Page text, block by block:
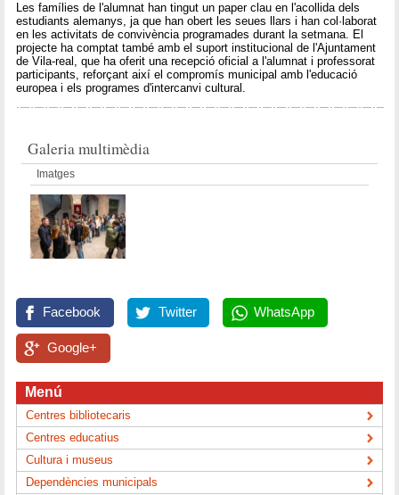
Les famílies de l'alumnat han tingut un paper clau en l'acollida dels
estudiants alemanys, ja que han obert les seues llars i han col·laborat
en les activitats de convivència programades durant la setmana. El
projecte ha comptat també amb el suport institucional de l'Ajuntament
de Vila-real, que ha oferit una recepció oficial a l'alumnat i professorat
participants, reforçant així el compromís municipal amb l'educació
europea i els programes d'intercanvi cultural.
Galeria multimèdia
Imatges
Facebook Twitter WhatsApp
Google+
Menú
Centres bibliotecaris
Centres educatius
Cultura i museus
Dependències municipals